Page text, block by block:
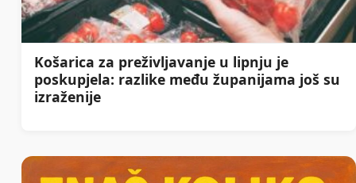
Košarica za preživljavanje u lipnju je
poskupjela: razlike među županijama još su
izraženije